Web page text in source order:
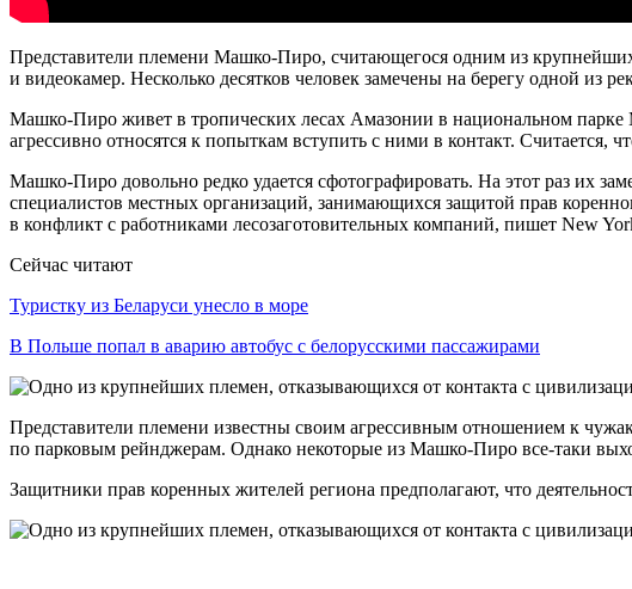
Представители племени Машко-Пиро, считающегося одним из
и видеокамер. Несколько десятков человек замечены на берегу одной из
Машко-Пиро живет в тропических лесах Амазонии в национальном
агрессивно относятся к попыткам вступить с ними в контакт. Считается,
Машко-Пиро довольно редко удается сфотографировать. На этот раз их
специалистов местных организаций, занимающихся защитой прав
в конфликт с работниками лесозаготовительных компаний, пишет New
Сейчас читают
Туристку из Беларуси унесло в море
В Польше попал в аварию автобус с белорусскими пассажирами
Представители племени известны своим агрессивным отношением к
по парковым рейнджерам. Однако некоторые из Машко-Пиро все-таки
Защитники прав коренных жителей региона предполагают, что